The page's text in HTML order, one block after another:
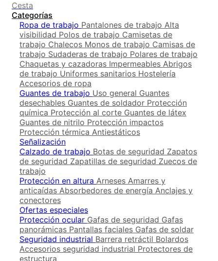
Cesta
Categorías
Ropa de trabajo Pantalones de trabajo Alta
visibilidad Polos de trabajo Camisetas de
trabajo Chalecos Monos de trabajo Camisas de
trabajo Sudaderas de trabajo Polares de trabajo
Chaquetas y cazadoras Impermeables Abrigos
de trabajo Uniformes sanitarios Hostelería
Accesorios de ropa
Guantes de trabajo Uso general Guantes
desechables Guantes de soldador Protección
química Protección al corte Guantes de látex
Guantes de nitrilo Protección impactos
Protección térmica Antiestáticos
Señalización
Calzado de trabajo Botas de seguridad Zapatos
de seguridad Zapatillas de seguridad Zuecos de
trabajo
Protección en altura Arneses Amarres y
anticaídas Absorbedores de energía Anclajes y
conectores
Ofertas especiales
Protección ocular Gafas de seguridad Gafas
panorámicas Pantallas faciales Gafas de soldar
Seguridad industrial Barrera retráctil Bolardos
Accesorios seguridad industrial Protectores de
estructura